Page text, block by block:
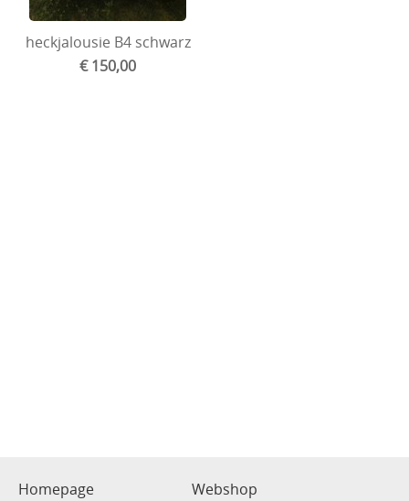
heckjalousie B4 schwarz
€ 150,00
Homepage
Webshop